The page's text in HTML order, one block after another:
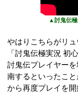
▲討鬼伝
やはりこちらがリ
「討鬼伝極実況 初
討鬼伝プレイヤー
南するといったこ
から再度プレイを開